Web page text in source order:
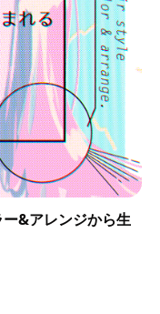
&アレンジから生